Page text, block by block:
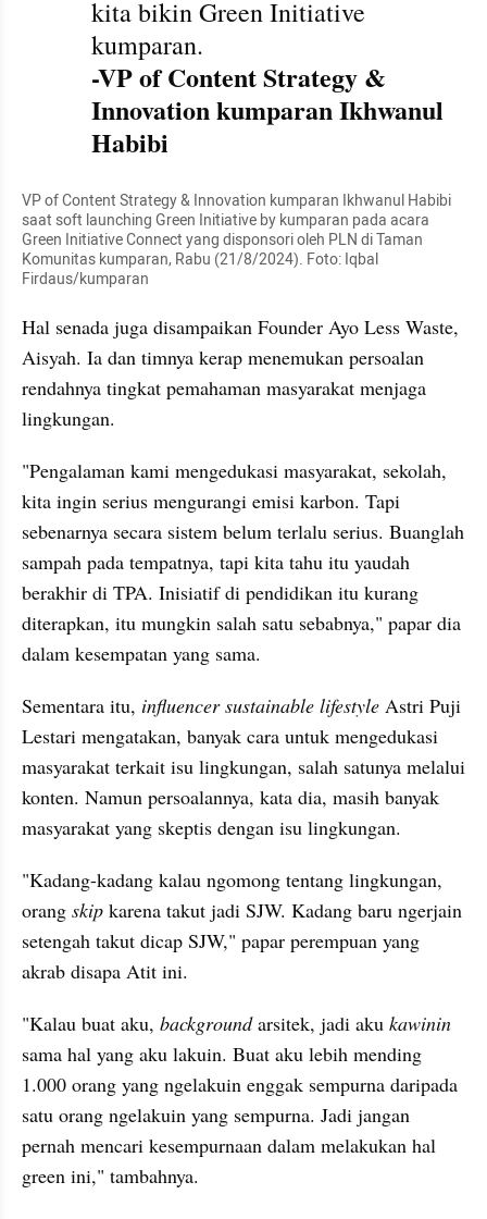
kita bikin Green Initiative
kumparan.
-VP of Content Strategy &
Innovation kumparan Ikhwanul
Habibi
VP of Content Strategy & Innovation kumparan Ikhwanul Habibi
saat soft launching Green Initiative by kumparan pada acara
Green Initiative Connect yang disponsori oleh PLN di Taman
Komunitas kumparan, Rabu (21/8/2024). Foto: Iqbal
Firdaus/kumparan
Hal senada juga disampaikan Founder Ayo Less Waste,
Aisyah. Ia dan timnya kerap menemukan persoalan
rendahnya tingkat pemahaman masyarakat menjaga
lingkungan.
"Pengalaman kami mengedukasi masyarakat, sekolah,
kita ingin serius mengurangi emisi karbon. Tapi
sebenarnya secara sistem belum terlalu serius. Buanglah
sampah pada tempatnya, tapi kita tahu itu yaudah
berakhir di TPA. Inisiatif di pendidikan itu kurang
diterapkan, itu mungkin salah satu sebabnya," papar dia
dalam kesempatan yang sama.
Sementara itu, influencer sustainable lifestyle Astri Puji
Lestari mengatakan, banyak cara untuk mengedukasi
masyarakat terkait isu lingkungan, salah satunya melalui
konten. Namun persoalannya, kata dia, masih banyak
masyarakat yang skeptis dengan isu lingkungan.
"Kadang-kadang kalau ngomong tentang lingkungan,
orang skip karena takut jadi SJW. Kadang baru ngerjain
setengah takut dicap SJW," papar perempuan yang
akrab disapa Atit ini.
"Kalau buat aku, background arsitek, jadi aku kawinin
sama hal yang aku lakuin. Buat aku lebih mending
1.000 orang yang ngelakuin enggak sempurna daripada
satu orang ngelakuin yang sempurna. Jadi jangan
pernah mencari kesempurnaan dalam melakukan hal
green ini," tambahnya.